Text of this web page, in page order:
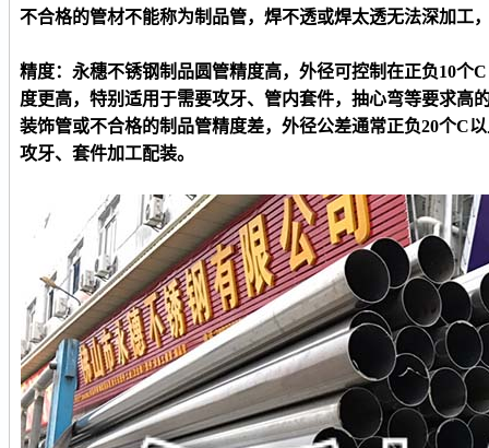
不合格的管材不能称为制品管，焊不透或焊太透无法深加工
精度：永穗不锈钢制品圆管精度高，外径可控制在正负10个
度更高，特别适用于需要攻牙、管内套件，抽心弯等要求高
装饰管或不合格的制品管精度差，外径公差通常正负20个C
攻牙、套件加工配装。